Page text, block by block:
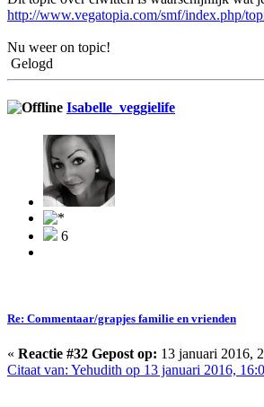
http://www.vegatopia.com/smf/index.php/
Nu weer on topic!
Gelogd
Isabelle_veggielife
6
Re: Commentaar/grapjes familie en vrienden
« Reactie #32 Gepost op: 13 januari 2016,
Citaat van: Yehudith op 13 januari 2016,